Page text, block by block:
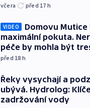
včera před 17 h
VIDEO
Domovu Mutice
maximální pokuta.
péče by mohla být
před 18 h
Řeky vysychají a
ubývá. Hydrolog:
zadržování vody